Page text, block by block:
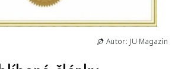
Autor: JU Magazín